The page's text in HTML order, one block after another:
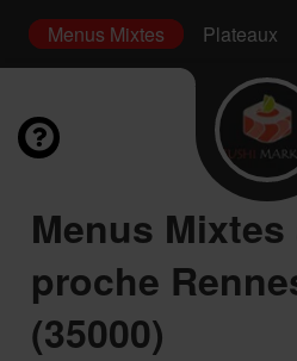
Menus Mixtes Plateaux
Menus
proche
(35000)